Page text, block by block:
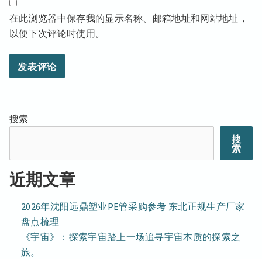
在此浏览器中保存我的显示名称、邮箱地址和网站地址，
以便下次评论时使用。
搜索
搜
索
近期文章
2026年沈阳远鼎塑业PE管采购参考 东北正规生产厂家
盘点梳理
《宇宙》：探索宇宙踏上一场追寻宇宙本质的探索之
旅。